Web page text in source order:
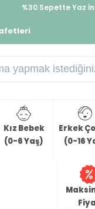
%30 Sepette Yaz
Kız Bebek
(0-6 Yaş)
Erkek
(0-16